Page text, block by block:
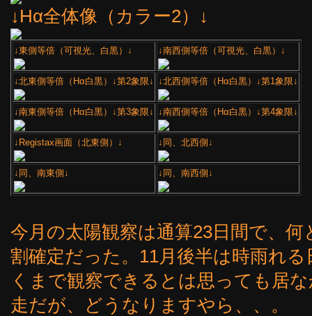
↓Hα全体像（カラー2）↓
↓東側等倍（可視光、白黒）↓ ↓南西側等倍（可視光、白黒）↓
↓北東側等倍（Hα白黒）↓第2象限↓ ↓北西側等倍（Hα白黒）↓第1象限↓
↓南東側等倍（Hα白黒）↓第3象限↓ ↓南西側等倍（Hα白黒）↓第4象限↓
↓Registax画面（北東側）↓ ↓同、北西側↓
↓同、南東側↓ ↓同、南西側↓
今月の太陽観察は通算23日間で、
割確定だった。11月後半は時雨れ
くまで観察できるとは思っても居
走だが、どうなりますやら、、。